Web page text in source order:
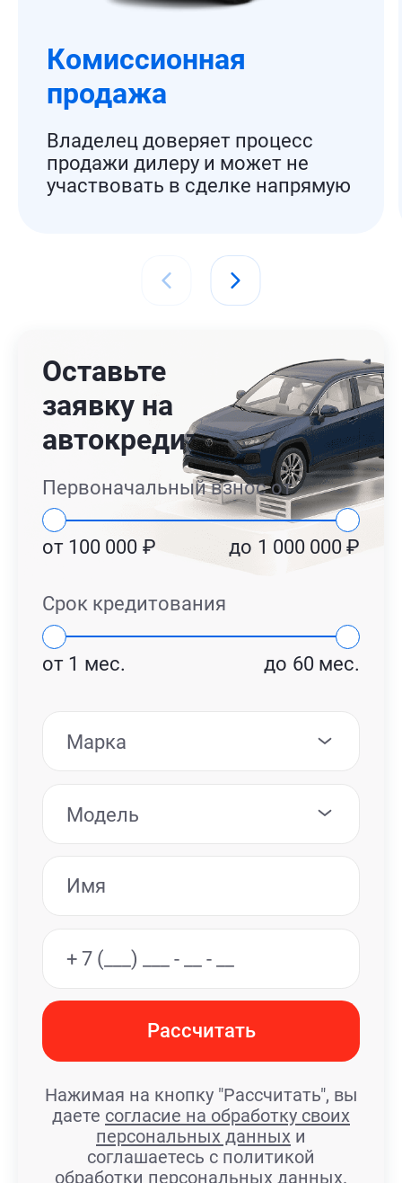
Комиссионная
продажа
Владелец доверяет процесс
продажи дилеру и может не
участвовать в сделке напрямую
Оставьте
заявку на
автокредит
Первоначальный взнос от
от 100 000 ₽ до 1 000 000 ₽
Срок кредитования
от 1 мес. до 60 мес.
Марка
Модель
Рассчитать
Нажимая на кнопку "Рассчитать", вы
даете согласие на обработку своих
персональных данных и
соглашаетесь с политикой
обработки персональных данных.